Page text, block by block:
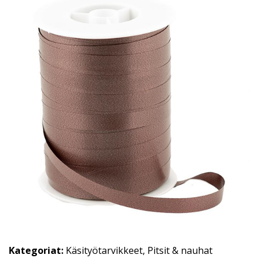
Kategoriat: Käsityötarvikkeet, Pitsit & nauhat